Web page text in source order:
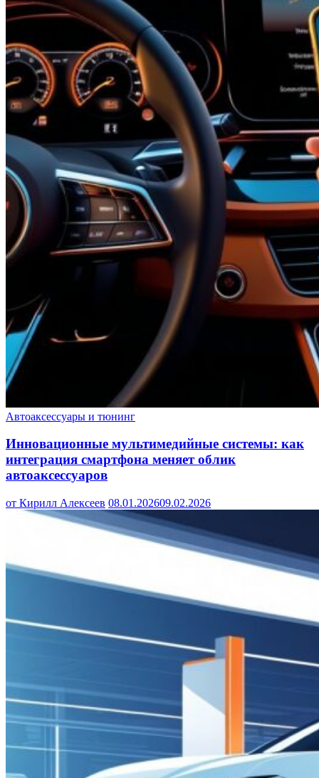
Автоаксессуары и тюнинг
Инновационные мультимедийные системы: как
интеграция смартфона меняет облик
автоаксессуаров
от Кирилл Алексеев 08.01.202609.02.2026